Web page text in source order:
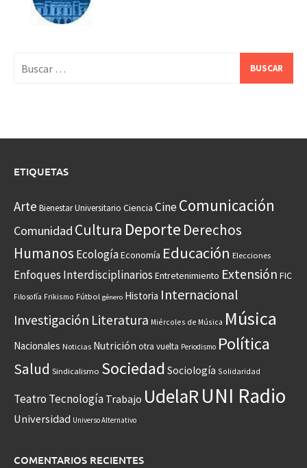
ETIQUETAS
Arte Bienestar Universitario Ciencia CineComunicación
Comunidad Cultura Deporte Derechos
Humanos EcologíaEconomía Educación Elecciones
Enfoques Interdisciplinarios Entretenimiento Extensión FIC
Filosofía Frikismo Fútbol género Historia Internacional
Investigación Literatura Miércoles de Música Música
Nacionales Noticias Nutrición otra vuelta Periodismo Política
Salud Sindicalismo Sociedad Sociología Solidaridad
Teatro Tecnología Trabajo UdelaRUNI Radio
Universidad Universo Alternativo
COMENTARIOS RECIENTES